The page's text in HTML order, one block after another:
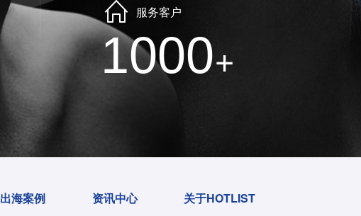
服务客户
1000+
出海案例 资讯中心 关于HOTLIST